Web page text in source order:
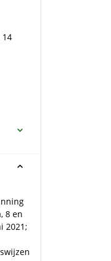
14
8 en
2021;